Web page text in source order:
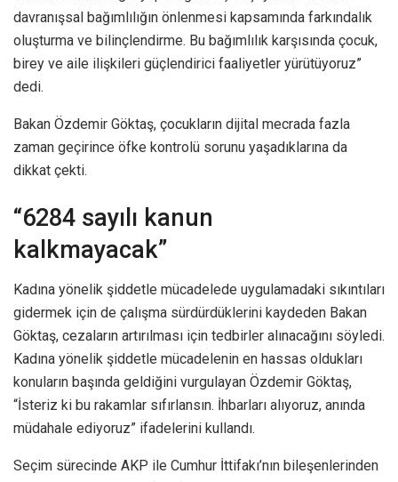
davranışsal bağımlılığın önlenmesi kapsamında farkındalık
oluşturma ve bilinçlendirme. Bu bağımlılık karşısında çocuk,
birey ve aile ilişkileri güçlendirici faaliyetler yürütüyoruz”
dedi.
Bakan Özdemir Göktaş, çocukların dijital mecrada fazla
zaman geçirince öfke kontrolü sorunu yaşadıklarına da
dikkat çekti.
“6284 sayılı kanun
kalkmayacak”
Kadına yönelik şiddetle mücadelede uygulamadaki sıkıntıları
gidermek için de çalışma sürdürdüklerini kaydeden Bakan
Göktaş, cezaların artırılması için tedbirler alınacağını söyledi.
Kadına yönelik şiddetle mücadelenin en hassas oldukları
konuların başında geldiğini vurgulayan Özdemir Göktaş,
“İsteriz ki bu rakamlar sıfırlansın. İhbarları alıyoruz, anında
müdahale ediyoruz” ifadelerini kullandı.
Seçim sürecinde AKP ile Cumhur İttifakı’nın bileşenlerinden